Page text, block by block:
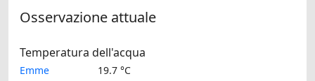
Osservazione attuale
Temperatura dell'acqua
Emme 19.7 °C